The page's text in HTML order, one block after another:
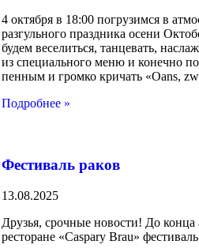
4 октября в 18:00 погрузимся в
разгульного праздника осени
будем веселиться, танцевать,
из специального меню и конечно
пенным и громко кричать «Oans,
Подробнее »
Фестиваль раков
13.08.2025
Друзья, срочные новости! До конца
ресторане «Caspary Brau»